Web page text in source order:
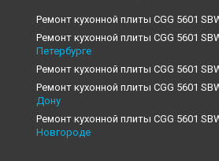
Ремонт кухонной плиты CGG 5601
Ремонт кухонной плиты CGG 5601
Петербурге
Ремонт кухонной плиты CGG 5601
Ремонт кухонной плиты CGG 5601
Дону
Ремонт кухонной плиты CGG 5601
Новгороде
Ремонт кухонной плиты CGG 5601